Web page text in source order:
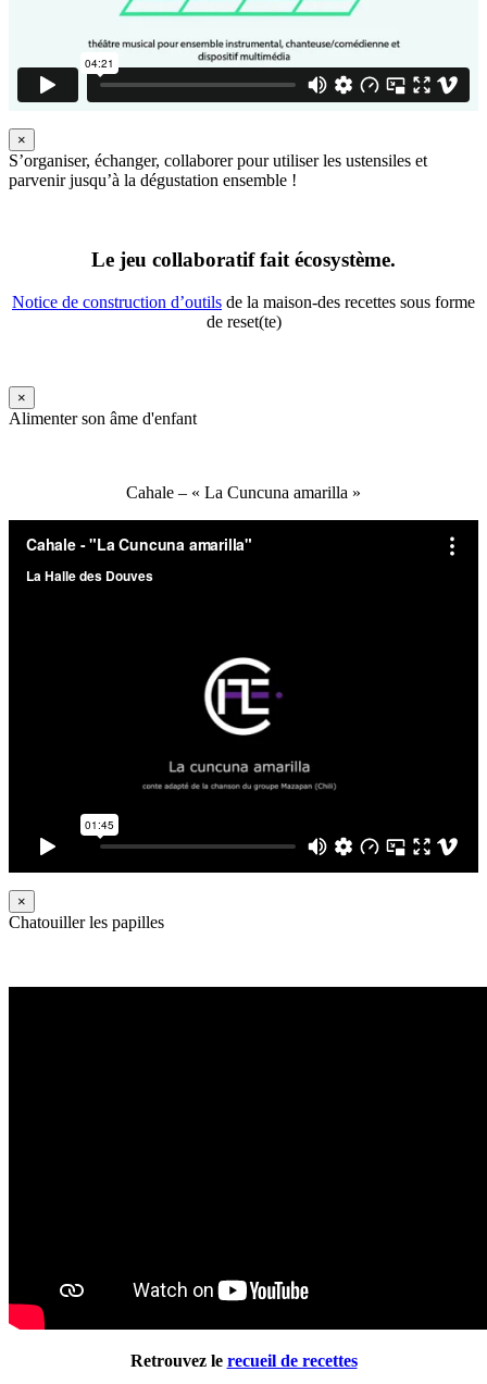
×
S’organiser, échanger, collaborer pour utiliser les ustensiles et
parvenir jusqu’à la dégustation ensemble !
Le jeu collaboratif fait écosystème.
Notice de construction d’outils de la maison-des recettes sous forme
de reset(te)
×
Alimenter son âme d'enfant
Cahale – « La Cuncuna amarilla »
×
Chatouiller les papilles
Retrouvez le recueil de recettes